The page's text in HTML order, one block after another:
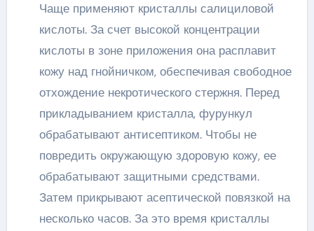
Чаще применяют кристаллы салициловой
кислоты. За счет высокой концентрации
кислоты в зоне приложения она расплавит
кожу над гнойничком, обеспечивая свободное
отхождение некротического стержня. Перед
прикладыванием кристалла, фурункул
обрабатывают антисептиком. Чтобы не
повредить окружающую здоровую кожу, ее
обрабатывают защитными средствами.
Затем прикрывают асептической повязкой на
несколько часов. За это время кристаллы